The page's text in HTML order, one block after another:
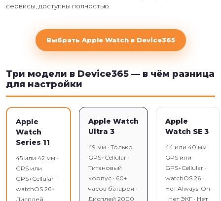
сервисы, доступны полностью.
Выбрать Apple Watch в Device365
Три модели в Device365 — в чём разница
для настройки
Apple
Watch
Series 11
45 или 42 мм ·
GPS или
GPS+Cellular ·
watchOS 26 ·
Дисплей
Apple Watch
Ultra 3
49 мм · Только
GPS+Cellular ·
Титановый
корпус · 60+
часов батарея ·
Дисплей 2000
Apple
Watch SE 3
44 или 40 мм ·
GPS или
GPS+Cellular ·
watchOS 26 ·
Нет Always-On
· Нет ЭКГ · Нет